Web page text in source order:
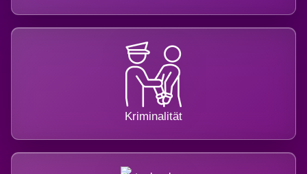
Kriminalität